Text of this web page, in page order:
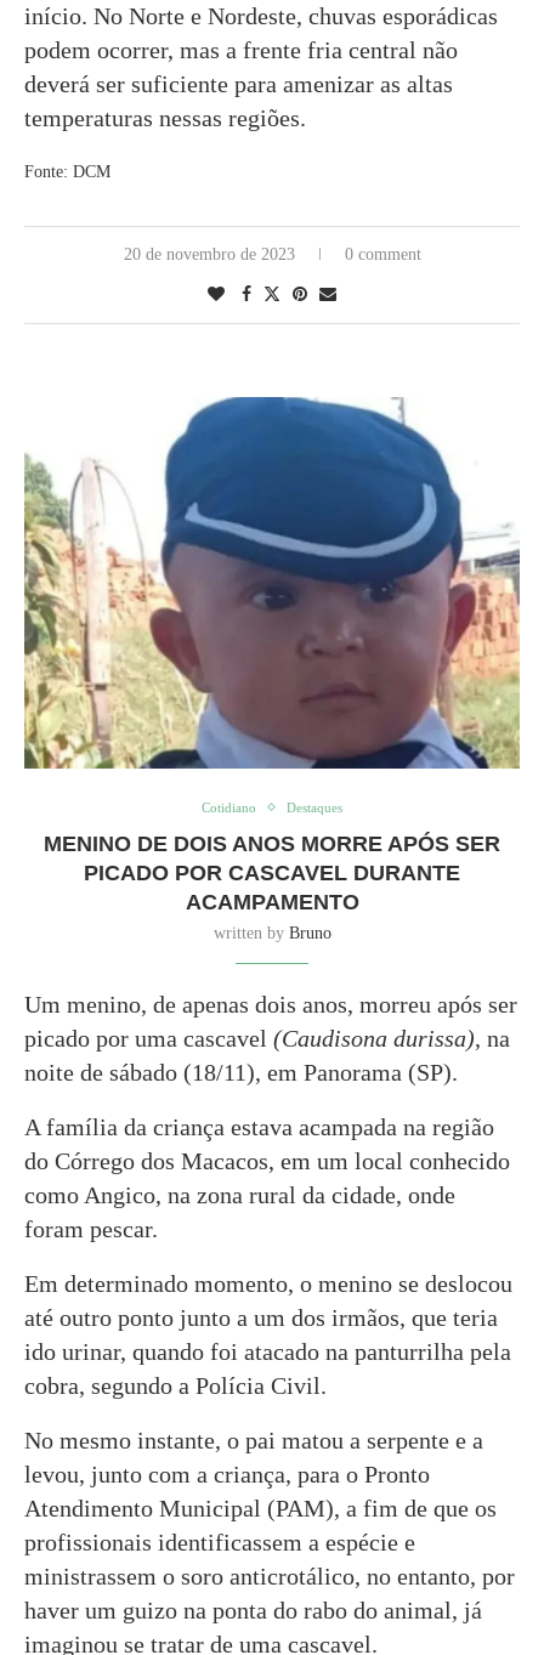
início. No Norte e Nordeste, chuvas esporádicas
podem ocorrer, mas a frente fria central não
deverá ser suficiente para amenizar as altas
temperaturas nessas regiões.
Fonte: DCM
20 de novembro de 2023 0 comment
Cotidiano Destaques
MENINO DE DOIS ANOS MORRE APÓS SER
PICADO POR CASCAVEL DURANTE
ACAMPAMENTO
written by Bruno
Um menino, de apenas dois anos, morreu após ser
picado por uma cascavel (Caudisona durissa), na
noite de sábado (18/11), em Panorama (SP).
A família da criança estava acampada na região
do Córrego dos Macacos, em um local conhecido
como Angico, na zona rural da cidade, onde
foram pescar.
Em determinado momento, o menino se deslocou
até outro ponto junto a um dos irmãos, que teria
ido urinar, quando foi atacado na panturrilha pela
cobra, segundo a Polícia Civil.
No mesmo instante, o pai matou a serpente e a
levou, junto com a criança, para o Pronto
Atendimento Municipal (PAM), a fim de que os
profissionais identificassem a espécie e
ministrassem o soro anticrotálico, no entanto, por
haver um guizo na ponta do rabo do animal, já
imaginou se tratar de uma cascavel.